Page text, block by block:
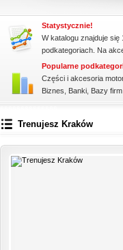
Statystycznie!
W katalogu znajduje
podkategoriach. Na
Popularne
Części i akcesoria
Biznes
Banki Bazy
Trenujesz Kraków